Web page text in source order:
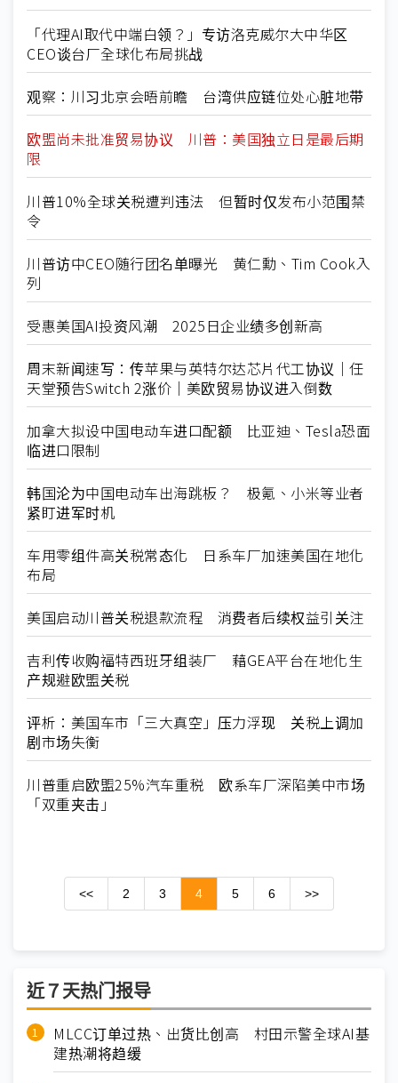
「代理AI取代中端白领？」专访洛克威尔大中华区
CEO谈台厂全球化布局挑战
观察：川习北京会晤前瞻 台湾供应链位处心脏地带
欧盟尚未批准贸易协议 川普：美国独立日是最后期
限
川普10%全球关税遭判违法 但暂时仅发布小范围禁
令
川普访中CEO随行团名单曝光 黄仁勳、Tim Cook入
列
受惠美国AI投资风潮 2025日企业绩多创新高
周末新闻速写：传苹果与英特尔达芯片代工协议｜任
天堂预告Switch 2涨价｜美欧贸易协议进入倒数
加拿大拟设中国电动车进口配额 比亚迪、Tesla恐面
临进口限制
韩国沦为中国电动车出海跳板？ 极氪、小米等业者
紧盯进军时机
车用零组件高关税常态化 日系车厂加速美国在地化
布局
美国启动川普关税退款流程 消费者后续权益引关注
吉利传收购福特西班牙组装厂 藉GEA平台在地化生
产规避欧盟关税
评析：美国车市「三大真空」压力浮现 关税上调加
剧市场失衡
川普重启欧盟25%汽车重税 欧系车厂深陷美中市场
「双重夹击」
<< 2 3 4 5 6 >>
近７天热门报导
MLCC订单过热、出货比创高 村田示警全球AI基
建热潮将趋缓